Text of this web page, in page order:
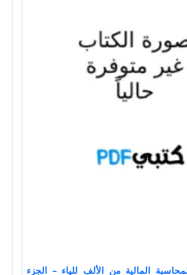
المالية من الألف للياء – الجزء